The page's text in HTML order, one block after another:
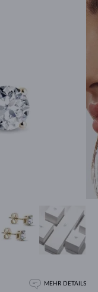
MEHR DETAILS